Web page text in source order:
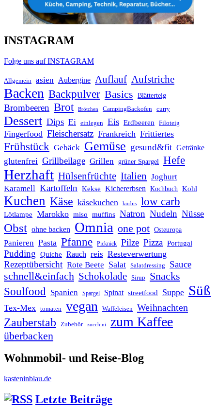
INSTAGRAM
Folge uns auf INSTAGRAM
Allgemein asien Aubergine Auflauf Aufstriche
Backen Backpulver Basics Blätterteig
Brombeeren Brot Brötchen CampingBackofen curry
Dessert Dips Ei einlegen Eis Erdbeeren Filoteig
Fingerfood Fleischersatz Frankreich Frittiertes
Frühstück Gebäck Gemüse gesund&fit Getränke
glutenfrei Grillbeilage Grillen grüner Spargel Hefe
Herzhaft Hülsenfrüchte Italien Joghurt
Karamell Kartoffeln Kekse Kichererbsen Kochbuch Kohl
Kuchen Käse käsekuchen kürbis low carb
Lötlampe Marokko miso muffins Natron Nudeln Nüsse
Obst ohne backen Omnia one pot Osteuropa
Panieren Pasta Pfanne Picknick Pilze Pizza Portugal
Pudding Quiche Rauch reis Resteverwertung
Rezeptübersicht Rote Beete Salat Salatdressing Sauce
schnell&einfach Schokolade Sirup Snacks
Soulfood Spanien Spargel Spinat streetfood Suppe Süß
Tex-Mex tomaten vegan Waffeleisen Weihnachten
Zauberstab Zubehör zucchini zum Kaffee
überbacken
Wohnmobil- und Reise-Blog
kasteninblau.de
Letzte Beiträge